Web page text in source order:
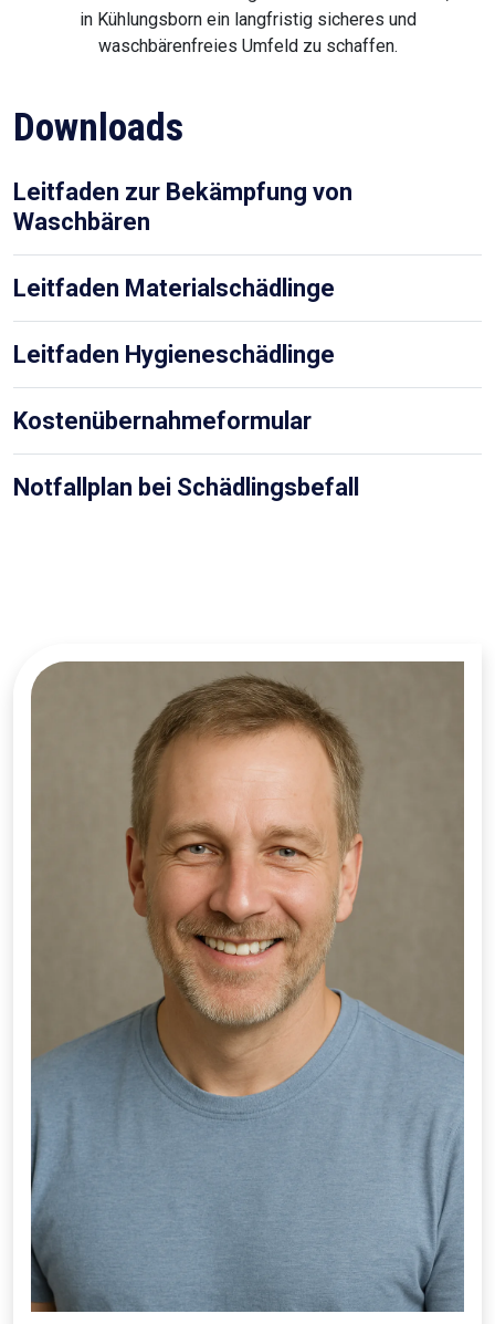
in Kühlungsborn ein langfristig sicheres und
waschbärenfreies Umfeld zu schaffen.
Downloads
Leitfaden zur Bekämpfung von
Waschbären
Leitfaden Materialschädlinge
Leitfaden Hygieneschädlinge
Kostenübernahmeformular
Notfallplan bei Schädlingsbefall